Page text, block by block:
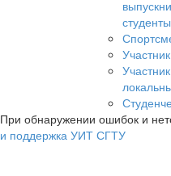
студенты
При обнаружении ошибок и
и поддержка УИТ СГТУ